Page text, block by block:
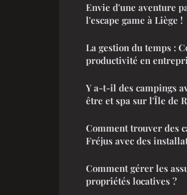
Envie d'une aventure
l'escape game à Liège !
La gestion du temps :
productivité en
Y a-t-il des campings
être et spa sur l'Île de
Comment trouver des
Fréjus avec des
Comment gérer les
propriétés locatives ?